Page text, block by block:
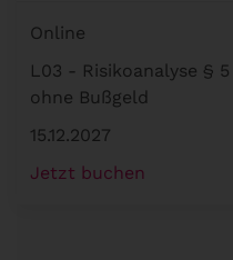
Online
L03 - Risikoanalyse §
ohne Bußgeld
15.12.2027
Jetzt buchen